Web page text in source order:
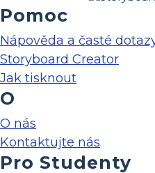
Pomoc
Nápověda a časté
Storyboard Creator
Jak tisknout
O
O nás
Kontaktujte nás
Pro Studenty